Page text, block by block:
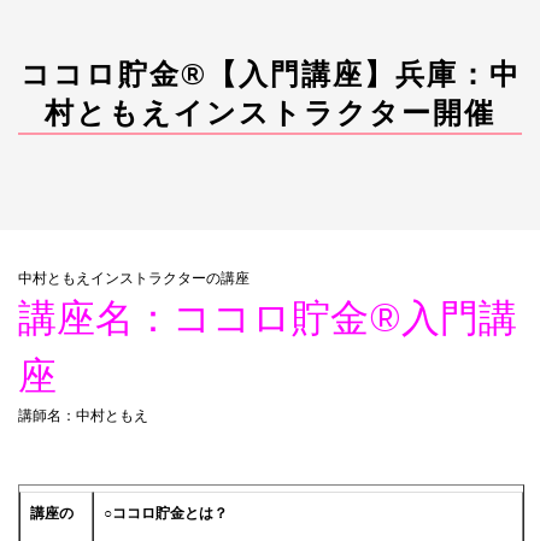
ココロ貯金®︎【入門講座】兵庫：中
村ともえインストラクター開催
中村ともえインストラクターの講座
講座名：ココロ貯金®︎入門講
座
講師名：中村ともえ
講座の ○ココロ貯金とは？